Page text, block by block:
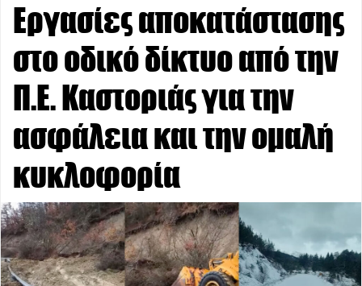
Εργασίες αποκατάστασης
στο οδικό δίκτυο από την
Π.Ε. Καστοριάς για την
ασφάλεια και την ομαλή
κυκλοφορία